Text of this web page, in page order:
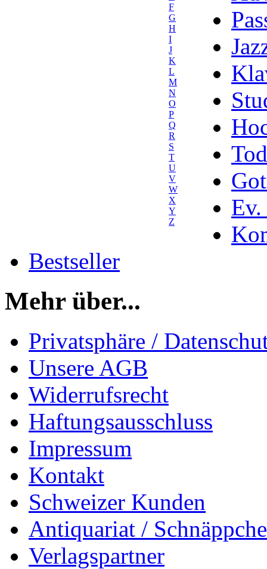
F
G
H
I
J
K
L
M
N
O
P
Q
R
S
T
U
V
W
X
Y
Z
Ev.
Bestseller
Mehr über...
Privatsphäre /
Unsere AGB
Widerrufsrecht
Haftungsausschluss
Impressum
Kontakt
Schweizer Kunden
Antiquariat /
Verlagspartner